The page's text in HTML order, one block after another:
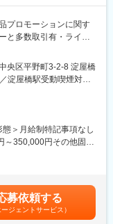
・スピードを重んじる
もあります。
ア（バックエンド、フ
務委託・外注含む）で
託で活躍されており、
して中心的な役割をお
識は不問です。
を縛られず拡大中の自
の機会もご用意してお
プロモーションに関す
と多数取引有・ライタ
医薬品に関する資料
までをお任せします。
製品情報などのプロモ
タビュー、座談会開
ます。
央区平野町3-2-8 淀屋橋
淀屋橋駅受動喫煙対
る事業所（リモートワ
＞月給制特記事項なし
～350,000円その他固定
則評価が下がることは
であり、選考を通じて
固定手当を含めた表記で
募依頼する
ージェントサービス）